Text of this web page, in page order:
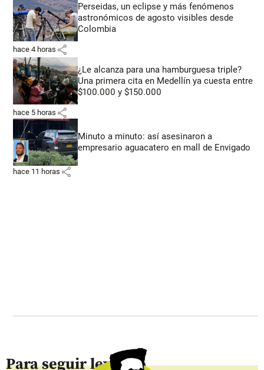
Perseidas, un eclipse y más fenómenos
astronómicos de agosto visibles desde
Colombia
hace 4 horas share
¿Le alcanza para una hamburguesa triple?
Una primera cita en Medellín ya cuesta entre
$100.000 y $150.000
hace 5 horas share
Minuto a minuto: así asesinaron a
empresario aguacatero en mall de Envigado
hace 11 horas share
Para seguir leyendo